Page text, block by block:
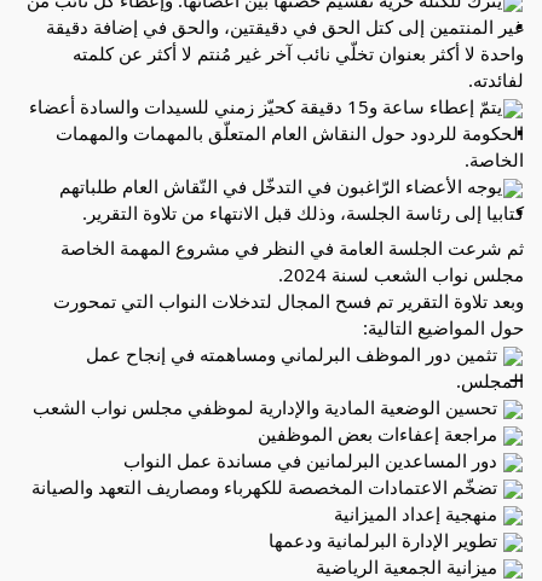
غير المنتمين إلى كتل الحق في دقيقتين، والحق في إضافة دقيقة
واحدة لا أكثر بعنوان تخلّي نائب آخر غير مُنتم لا أكثر عن كلمته
لفائدته.
يتمّ إعطاء ساعة و15 دقيقة كحيّز زمني للسيدات والسادة أعضاء
الحكومة للردود حول النقاش العام المتعلّق بالمهمات والمهمات
الخاصة.
يوجه الأعضاء الرّاغبون في التدخّل في النّقاش العام طلباتهم
كتابيا إلى رئاسة الجلسة، وذلك قبل الانتهاء من تلاوة التقرير.
ثم شرعت الجلسة العامة في النظر في مشروع المهمة الخاصة
مجلس نواب الشعب لسنة 2024.
وبعد تلاوة التقرير تم فسح المجال لتدخلات النواب التي تمحورت
حول المواضيع التالية:
تثمين دور الموظف البرلماني ومساهمته في إنجاح عمل
المجلس.
تحسين الوضعية المادية والإدارية لموظفي مجلس نواب الشعب
مراجعة إعفاءات بعض الموظفين
دور المساعدين البرلمانين في مساندة عمل النواب
تضخّم الاعتمادات المخصصة للكهرباء ومصاريف التعهد والصيانة
منهجية إعداد الميزانية
تطوير الإدارة البرلمانية ودعمها
ميزانية الجمعية الرياضية